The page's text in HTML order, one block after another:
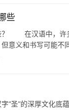
些
？ 在汉语中，许
意义和书写可能不
“圣”的深厚文化底